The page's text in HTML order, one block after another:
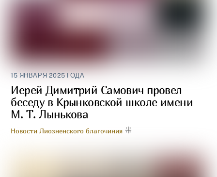
15 ЯНВАРЯ 2025 ГОДА
Иерей Димитрий Самович провел
беседу в Крынковской школе имени
М. Т. Лынькова
Новости Лиозненского благочиния